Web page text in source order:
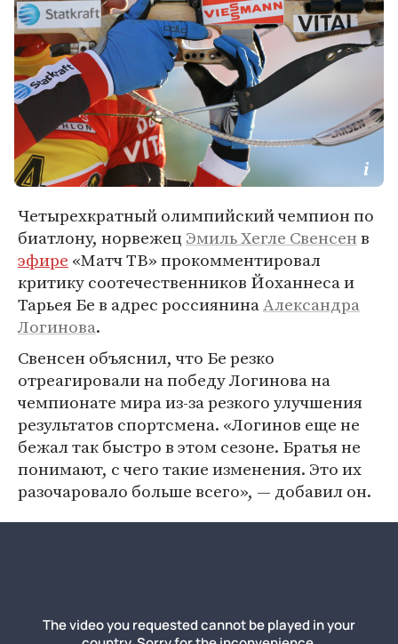
Четырехкратный олимпийский чемпион по
биатлону, норвежец Эмиль Хегле Свенсенв
эфире «Матч ТВ» прокомментировал
критику соотечественников Йоханнеса и
Тарьея Бе в адрес россиянинаАлександра
Логинова.
Свенсен объяснил, что Бе резко
отреагировали на победу Логинова на
чемпионате мира из-за резкого улучшения
результатов спортсмена. «Логинов еще не
бежал так быстро в этом сезоне. Братья не
понимают, с чего такие изменения. Это их
разочаровало больше всего», — добавил он.